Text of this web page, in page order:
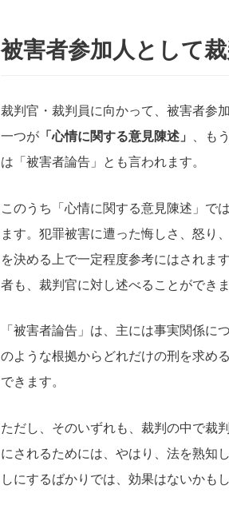
被害者参加人として
裁判官・裁判員に向かって、被害者参
一つが 「心情に関する意見陳述」 、も
は「被害者論告」とも言われます。
このうち「心情に関する意見陳述」で
ます。犯罪被害に遭った悔しさ、怒り
を決める上で一定程度参考にはされま
者も、裁判官に対し述べることができま
「被害者論告」は、主には事実関係
のような根拠からどれだけの刑を求
できます。
ただし、そのいずれも、裁判の中で裁
にされるためには、やはり、法を熟知
しにするばかりでは、効果はないかも